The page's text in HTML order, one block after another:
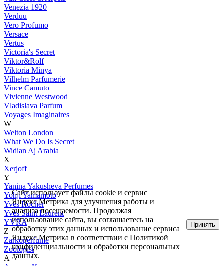
Venezia 1920
Verduu
Vero Profumo
Versace
Vertus
Victoria's Secret
Viktor&Rolf
Viktoria Minya
Vilhelm Parfumerie
Vince Camuto
Vivienne Westwood
Vladislava Parfum
Voyages Imaginaires
W
Welton London
What We Do Is Secret
Widian Aj Arabia
X
Xerjoff
Y
Yanina Yakusheva Perfumes
Yohji Yamamoto
Yves Rocher
Yves Saint Laurent
YVRA
Z
Zarkoperfume
Zoologist
А
Сайт используетфайлы cookie и сервис
Яндекс.Метрика для улучшения работы и
анализа посещаемости. Продолжая
использование сайта, высоглашаетесь на
обработку этих данных и использованиесервиса
Яндекс.Метрика в соответствии сПолитикой
конфиденциальности и обработки персональных
данных.
Принять